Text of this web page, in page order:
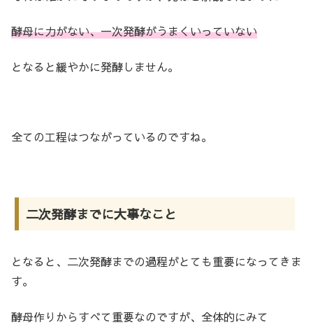
酵母に力がない、一次発酵がうまくいっていない
となると緩やかに発酵しません。
全ての工程はつながっているのですね。
二次発酵までに大事なこと
となると、二次発酵までの過程がとても重要になってきま
す。
酵母作りからすべて重要なのですが、全体的にみて